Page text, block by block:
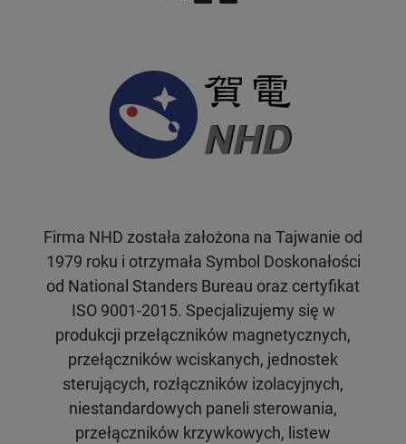
Firma NHD została założona na Tajwanie od
1979 roku i otrzymała Symbol Doskonałości
od National Standers Bureau oraz certyfikat
ISO 9001-2015. Specjalizujemy się w
produkcji przełączników magnetycznych,
przełączników wciskanych, jednostek
sterujących, rozłączników izolacyjnych,
niestandardowych paneli sterowania,
przełączników krzywkowych, listew